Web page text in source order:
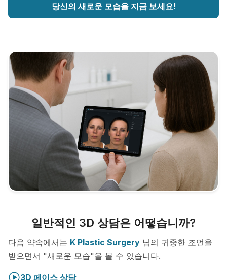
당신의 새로운 모습을 지금 보세요!
일반적인 3D 상담은 어떻습니까?
다음 약속에서는 K Plastic Surgery 님의 귀중한 조언을
받으면서 "새로운 모습"을 볼 수 있습니다.
3D 페이스 상담